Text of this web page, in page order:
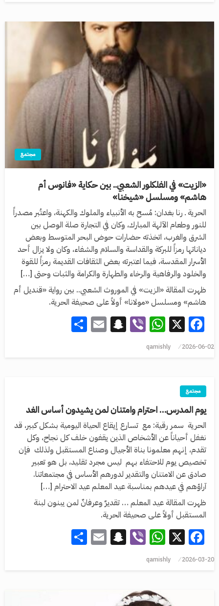
مجتمع
«الزيت» في الفلكلور الشعبي.. بين حكاية «فانوس أم
هاشم» ومسلسل «شيخنا»
الحرية ـ رنا بغدان: مُسح به الأنبياء والملوك والكهنة، واعتُبر مصدراً
للنور وطعام الآلهة المبارك، وكان في التجارة صلة الوصل بين
الشرق والغرب، اتخذته حضارات حوض البحر المتوسط وبعض
دياناتها رمزاً للبركة والقداسة والسلام والشفاء، وكان ولا يزال أحد
الأسرار المقدسة، فيما اعتبرته بعض الثقافات القديمة رمزاً للقوة
والخلود والرفاهية والرخاء والطهارة والكرامة والثبات وحتى […]
ظهرت المقالة «الزيت» في الموروث الشعبي.. بين رواية «قنديل أم
هاشم» ومسلسل «مولانا» أولاً على صحيفة الحرية.
Facebook
X
WhatsApp
Viber
Snapchat
Email
2026-06-02
qamishly
مجتمع
يوم المدرس… احترام وامتنان لمن يشيدون أساس الغد
الحرية سمر رقية: مع تسارع إيقاع الحياة اليومية بشكل كبير، قد
نغفل أحياناً عن الأشخاص الذين يقفون خلف كل نجاح، وكل
تقدم، إنهم معلمونا بناة الأجيال وصناع المستقبل ولذلك فإن
تخصيص يوم للاحتفاء بهم ليس مجرد تقليد، بل هو تعبير
صادق عن الامتنان والتقدير لدورهم الأساس في مجتمعاتنا.
آراؤهم في عيدهم بمناسبة عيد المعلم عيد الاحترام […]
ظهرت المقالة عيد المعلم … تقديرٌ وعرفانٌ لمن يبنون لبنة
المستقبل أولاً على صحيفة الحرية.
Facebook
X
WhatsApp
Viber
Snapchat
Email
2026-03-20
qamishly